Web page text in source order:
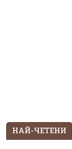
НАЙ-ЧЕТЕНИ